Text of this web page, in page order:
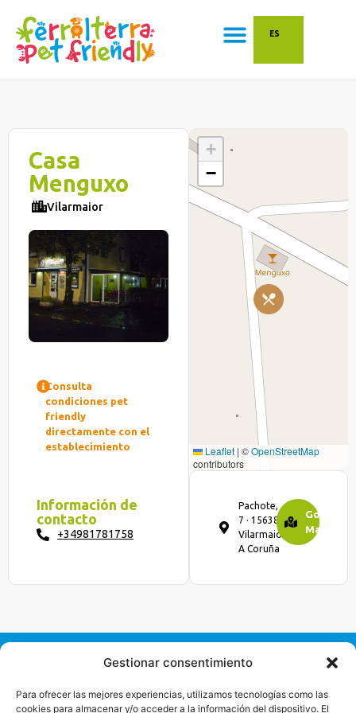
Gestionar consentimiento
Para ofrecer las mejores experiencias, utilizamos tecnologías como las
cookies para almacenar y/o acceder a la información del dispositivo. El
ES
Casa
Menguxo
Vilarmaior
Consulta
condiciones pet
friendly
directamente con el
establecimiento
Información de
contacto
+34981781758
+
−
Leaflet | ©OpenStreetMap
contributors
Pachote,
7 · 15638
Vilarmaior,
A Coruña
Google
Maps